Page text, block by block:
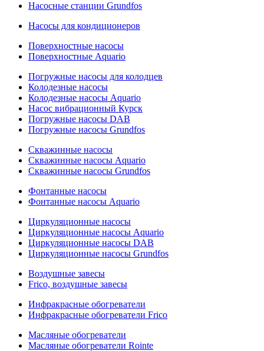
Насосные станции Grundfos
Насосы для кондиционеров
Поверхностные насосы
Поверхностные Aquario
Погружные насосы для колодцев
Колодезные насосы
Колодезные насосы Aquario
Насос вибрационный Курск
Погружные насосы DAB
Погружные насосы Grundfos
Скважинные насосы
Скважинные насосы Aquario
Скважинные насосы Grundfos
Фонтанные насосы
Фонтанные насосы Aquario
Циркуляционные насосы
Циркуляционные насосы Aquario
Циркуляционные насосы DAB
Циркуляционные насосы Grundfos
Воздушные завесы
Frico, воздушные завесы
Инфракрасные обогреватели
Инфракрасные обогреватели Frico
Масляные обогреватели
Масляные обогреватели Rointe